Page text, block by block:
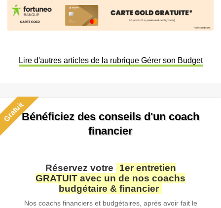
Lire d'autres articles de la rubrique Gérer son Budget
GratuitBénéficiez des conseils d'un coach
financier
Réservez votre
1er entretien
GRATUIT avec un de nos coachs
budgétaire & financier
Nos coachs financiers et budgétaires, après avoir fait le